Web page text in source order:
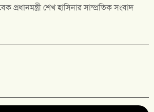
প্রধানমন্ত্রী শেখ হাসিনার সাম্প্রতিক সংবাদ